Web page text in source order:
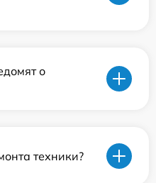
о
техники?